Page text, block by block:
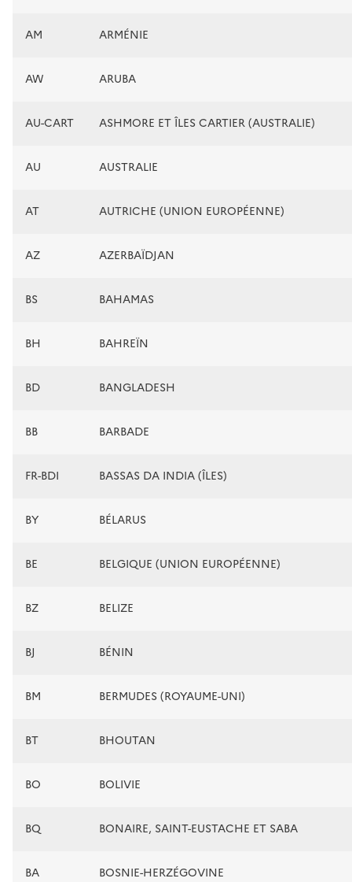
AM ARMÉNIE
AW ARUBA
AU-CART ASHMORE ET ÎLES CARTIER (AUSTRALIE)
AU AUSTRALIE
AT AUTRICHE (UNION EUROPÉENNE)
AZ AZERBAÏDJAN
BS BAHAMAS
BH BAHREÏN
BD BANGLADESH
BB BARBADE
FR-BDI BASSAS DA INDIA (ÎLES)
BY BÉLARUS
BE BELGIQUE (UNION EUROPÉENNE)
BZ BELIZE
BJ BÉNIN
BM BERMUDES (ROYAUME-UNI)
BT BHOUTAN
BO BOLIVIE
BQ BONAIRE, SAINT-EUSTACHE ET SABA
BA BOSNIE-HERZÉGOVINE